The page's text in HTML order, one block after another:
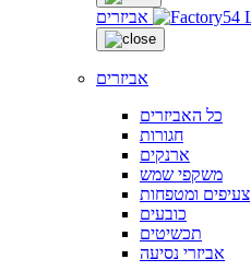
אביזרים
אביזרים
כל האביזרים
חגורות
ארנקים
משקפי שמש
צעיפים ומטפחות
כובעים
תכשיטים
אביזרי נסיעה